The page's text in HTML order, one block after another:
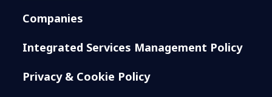
Companies
Integrated Services Management Policy
Privacy & Cookie Policy